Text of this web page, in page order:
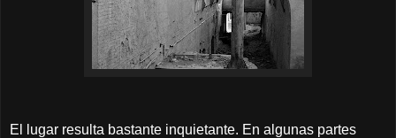
El lugar resulta bastante inquietante. En algunas partes